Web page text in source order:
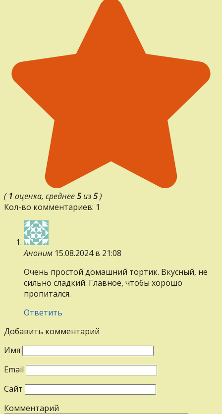
( 1 оценка, среднее5из5)
Кол-во комментариев: 1
Аноним 15.08.2024 в 21:08
Очень простой домашний тортик. Вкусный, не
сильно сладкий. Главное, чтобы хорошо
пропитался.
Ответить
Добавить комментарий
Имя
Email
Сайт
Комментарий